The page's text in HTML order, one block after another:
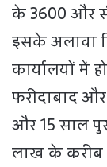
के 3600 और
इसके अलावा
कार्यालयों में
फरीदाबाद
और 15 साल
लाख के करीब